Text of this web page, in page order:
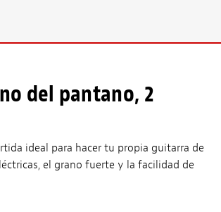
del pantano, 2
ideal para hacer tu propia guitarra de
el grano fuerte y la facilidad de